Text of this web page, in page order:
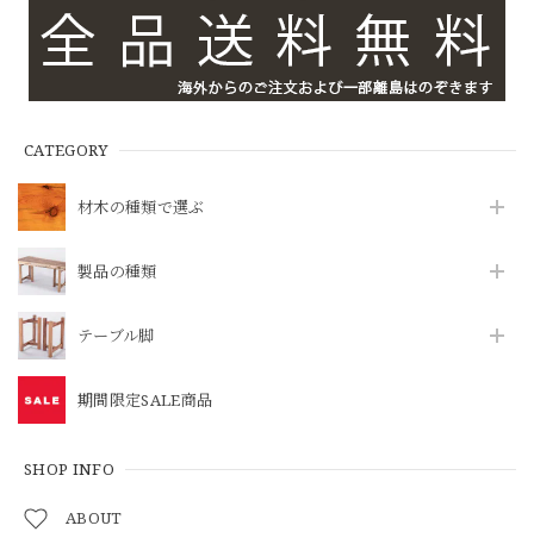
CATEGORY
材木の種類で選ぶ
製品の種類
テーブル脚
期間限定SALE商品
SHOP INFO
ABOUT